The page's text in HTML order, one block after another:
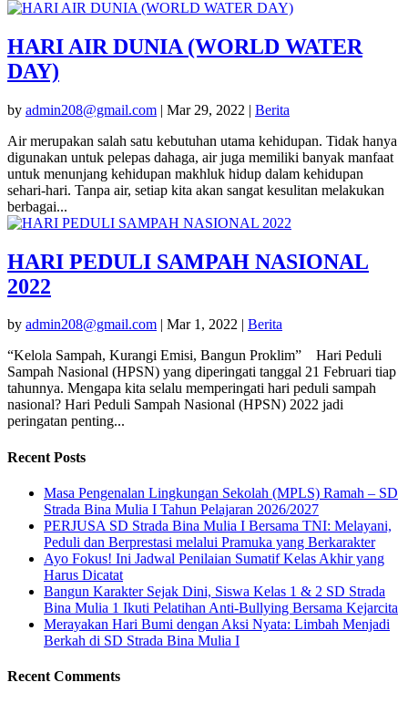
HARI AIR DUNIA (WORLD WATER
DAY)
by admin208@gmail.com | Mar 29, 2022 | Berita
Air merupakan salah satu kebutuhan utama kehidupan. Tidak hanya
digunakan untuk pelepas dahaga, air juga memiliki banyak manfaat
untuk menunjang kehidupan makhluk hidup dalam kehidupan
sehari-hari. Tanpa air, setiap kita akan sangat kesulitan melakukan
berbagai...
HARI PEDULI SAMPAH NASIONAL
2022
by admin208@gmail.com | Mar 1, 2022 | Berita
“Kelola Sampah, Kurangi Emisi, Bangun Proklim” Hari Peduli
Sampah Nasional (HPSN) yang diperingati tanggal 21 Februari tiap
tahunnya. Mengapa kita selalu memperingati hari peduli sampah
nasional? Hari Peduli Sampah Nasional (HPSN) 2022 jadi
peringatan penting...
Recent Posts
Masa Pengenalan Lingkungan Sekolah (MPLS) Ramah – SD
Strada Bina Mulia I Tahun Pelajaran 2026/2027
PERJUSA SD Strada Bina Mulia I Bersama TNI: Melayani,
Peduli dan Berprestasi melalui Pramuka yang Berkarakter
Ayo Fokus! Ini Jadwal Penilaian Sumatif Kelas Akhir yang
Harus Dicatat
Bangun Karakter Sejak Dini, Siswa Kelas 1 & 2 SD Strada
Bina Mulia 1 Ikuti Pelatihan Anti-Bullying Bersama Kejarcita
Merayakan Hari Bumi dengan Aksi Nyata: Limbah Menjadi
Berkah di SD Strada Bina Mulia I
Recent Comments